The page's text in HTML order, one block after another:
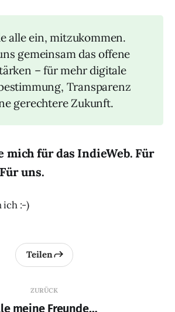
alle ein, mitzukommen.
gemeinsam das offene
– für mehr digitale
Transparenz
gerechtere Zukunft.
mich für das IndieWeb. Für
uns.
ich :-)
ZURÜCK
meine Freunde…
Teilen